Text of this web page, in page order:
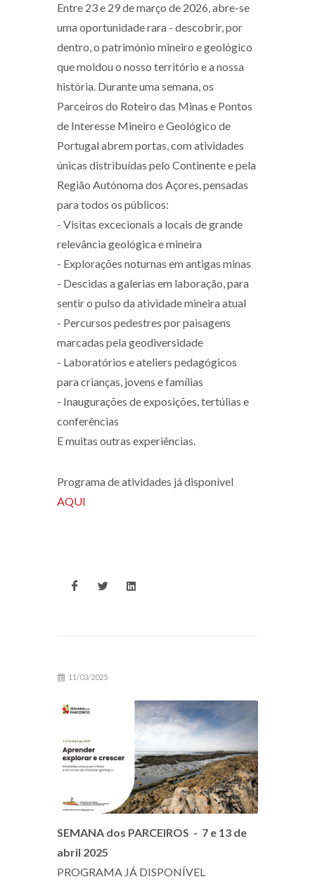
Entre 23 e 29 de março de 2026, abre-se
uma oportunidade rara - descobrir, por
dentro, o património mineiro e geológico
que moldou o nosso território e a nossa
história. Durante uma semana, os
Parceiros do Roteiro das Minas e Pontos
de Interesse Mineiro e Geológico de
Portugal abrem portas, com atividades
únicas distribuídas pelo Continente e pela
Região Autónoma dos Açores, pensadas
para todos os públicos:
- Visitas excecionais a locais de grande
relevância geológica e mineira
- Explorações noturnas em antigas minas
- Descidas a galerias em laboração, para
sentir o pulso da atividade mineira atual
- Percursos pedestres por paisagens
marcadas pela geodiversidade
- Laboratórios e ateliers pedagógicos
para crianças, jovens e famílias
- Inaugurações de exposições, tertúlias e
conferências
E muitas outras experiências.
Programa de atividades já disponível
AQUI
11/03/2025
SEMANA dos PARCEIROS - 7 e 13 de
abril 2025
PROGRAMA JÁ DISPONÍVEL